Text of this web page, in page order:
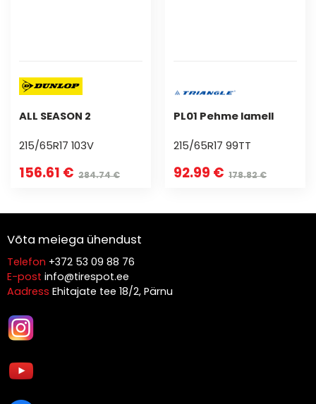
ALL SEASON 2
215/65R17 103V
156.61 € 284.74 €
PL01 Pehme lamell
215/65R17 99TT
92.99 € 178.82 €
Võta meiega ühendust
Telefon +372 53 09 88 76
E-post info@tirespot.ee
Aadress Ehitajate tee 18/2, Pärnu